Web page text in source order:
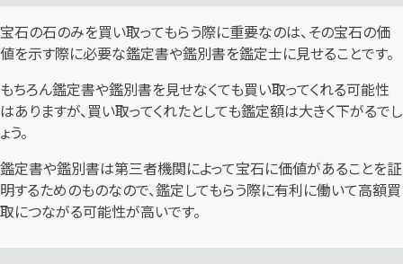
宝石の石のみを買い取ってもらう際に重要なのは、その宝石の価
値を示す際に必要な鑑定書や鑑別書を鑑定士に見せることです。
もちろん鑑定書や鑑別書を見せなくても買い取ってくれる可能性
はありますが、買い取ってくれたとしても鑑定額は大きく下がるでし
ょう。
鑑定書や鑑別書は第三者機関によって宝石に価値があることを証
明するためのものなので、鑑定してもらう際に有利に働いて高額買
取につながる可能性が高いです。